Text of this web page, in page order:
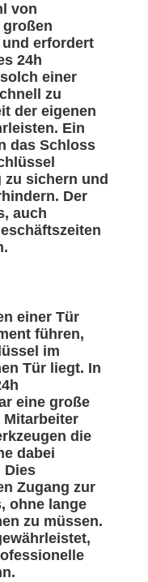
von
erfordert
24h
einer
zu
der eigenen
Ein
das Schloss
zu sichern und
Der
auch
einer Tür
führen,
im
Tür liegt. In
eine große
Mitarbeiter
die
dabei
Dies
Zugang zur
ohne lange
zu müssen.